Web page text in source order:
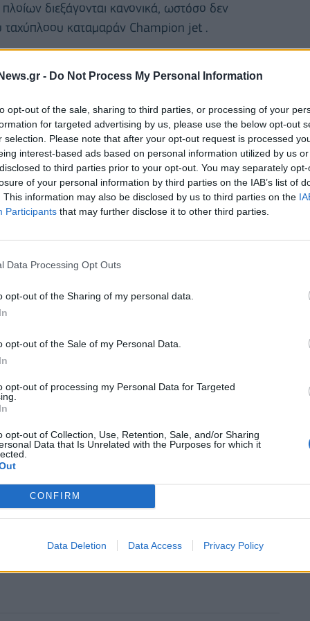
- Do Not Process My Personal Information
opt-out of the sale, sharing to third parties, or processing of your
for targeted advertising by us, please use the below opt-out
selection. Please note that after your opt-out request is processed
interest-based ads based on personal information utilized by us
to third parties prior to your opt-out. You may separately
of your personal information by third parties on the IAB’s list of
This information may also be disclosed by us to third parties on the
Participants that may further disclose it to other third parties.
Data Processing Opt Outs
opt-out of the Sharing of my personal data.
opt-out of the Sale of my Personal Data.
opt-out of processing my Personal Data for Targeted
opt-out of Collection, Use, Retention, Sale, and/or Sharing
Data that Is Unrelated with the Purposes for which it
CONFIRM
Data Deletion Data Access Privacy Policy
διεξάγονται κανονικά, ωστόσο δεν
ταχύπλοου καταμαράν Champion jet .
των υδροπτέρυγων αλλά και κάποιων
της Ραφήνας και του Λαυρίου, ενώ κλειστή
τα δρομολόγια των πλοίων από
Κεραμωτή-Θάσο.
καλό είναι πριν από την αναχώρησή τους να
τουριστικά πρακτορεία για τυχόν αλλαγές ή
να υπάρξουν λόγω των δυσμενών καιρικών